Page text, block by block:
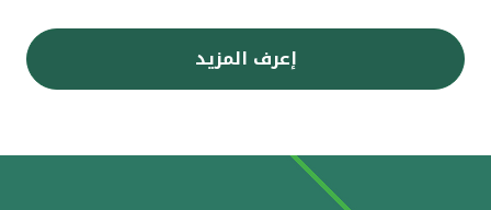
إعرف المزيد